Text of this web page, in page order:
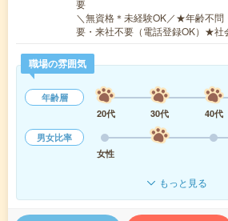
要
＼無資格＊未経験OK／★年齢不
要・来社不要（電話登録OK）★
職場の雰囲気
年齢層
20代
30代 40代
男女比率
女性
もっと見る